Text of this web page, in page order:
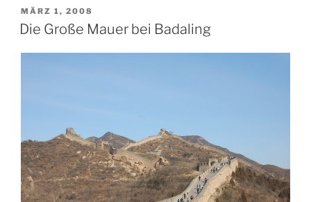
Schnee.“
VERÖFFENTLICHT
AM
MÄRZ 1, 2008
Die Große Mauer bei Badaling